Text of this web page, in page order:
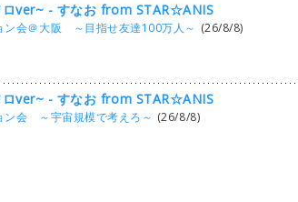
ver~ - すなお from STAR☆ANIS
ン会＠大阪 ～目指せ友達100万人～ (26/8/8)
ver~ - すなお from STAR☆ANIS
ン会 ～宇宙規模で考えろ～ (26/8/8)